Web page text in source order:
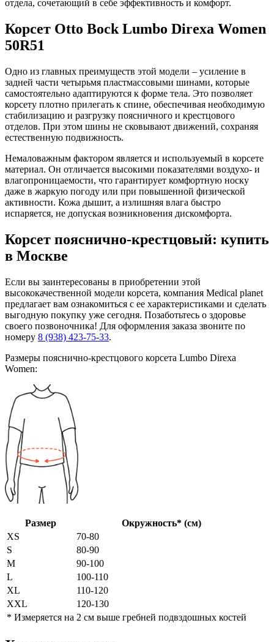
отдела, сочетающий в себе эффективность и комфорт.
Корсет Otto Bock Lumbo Direxa Women
50R51
Одно из главных преимуществ этой модели – усиление в
задней части четырьмя пластмассовыми шинами, которые
самостоятельно адаптируются к форме тела. Это позволяет
корсету плотно прилегать к спине, обеспечивая необходимую
стабилизацию и разгрузку поясничного и крестцового
отделов. При этом шины не сковывают движений, сохраняя
естественную подвижность.
Немаловажным фактором является и используемый в корсете
материал. Он отличается высокими показателями воздухо- и
влагопроницаемости, что гарантирует комфортную носку
даже в жаркую погоду или при повышенной физической
активности. Кожа дышит, а излишняя влага быстро
испаряется, не допуская возникновения дискомфорта.
Корсет пояснично-крестцовый: купить
в Москве
Если вы заинтересованы в приобретении этой
высококачественной модели корсета, компания Medical planet
предлагает вам ознакомиться с ее характеристиками и сделать
выгодную покупку уже сегодня. Позаботьтесь о здоровье
своего позвоночника! Для оформления заказа звоните по
номеру 8 (938) 423-75-33.
Размеры пояснично-крестцового корсета Lumbo Direxa
Women:
Размер
Окружность* (см)
XS
70-80
S
80-90
M
90-100
L
100-110
XL
110-120
XXL
120-130
* Измеряется на 2 см выше гребней подвздошных костей